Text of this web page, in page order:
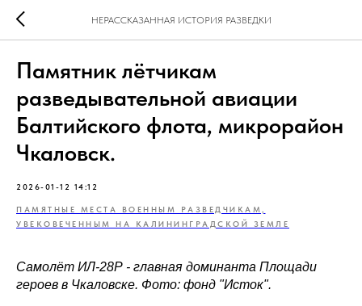
НЕРАССКАЗАННАЯ ИСТОРИЯ РАЗВЕДКИ
Памятник лётчикам
разведывательной авиации
Балтийского флота, микрорайон
Чкаловск.
2026-01-12 14:12
ПАМЯТНЫЕ МЕСТА ВОЕННЫМ РАЗВЕДЧИКАМ,
УВЕКОВЕЧЕННЫМ НА КАЛИНИНГРАДСКОЙ ЗЕМЛЕ
Самолёт ИЛ-28Р - главная доминанта Площади
героев в Чкаловске. Фото: фонд "Исток".